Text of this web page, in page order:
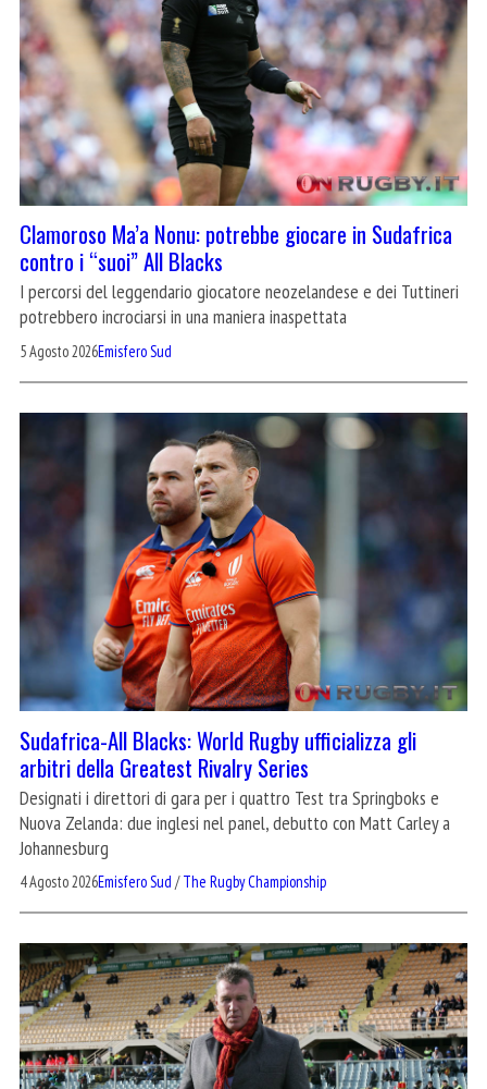
Clamoroso Ma’a Nonu: potrebbe giocare in Sudafrica
contro i “suoi” All Blacks
I percorsi del leggendario giocatore neozelandese e dei Tuttineri
potrebbero incrociarsi in una maniera inaspettata
5 Agosto 2026Emisfero Sud
Sudafrica-All Blacks: World Rugby ufficializza gli
arbitri della Greatest Rivalry Series
Designati i direttori di gara per i quattro Test tra Springboks e
Nuova Zelanda: due inglesi nel panel, debutto con Matt Carley a
Johannesburg
4 Agosto 2026Emisfero Sud /The Rugby Championship